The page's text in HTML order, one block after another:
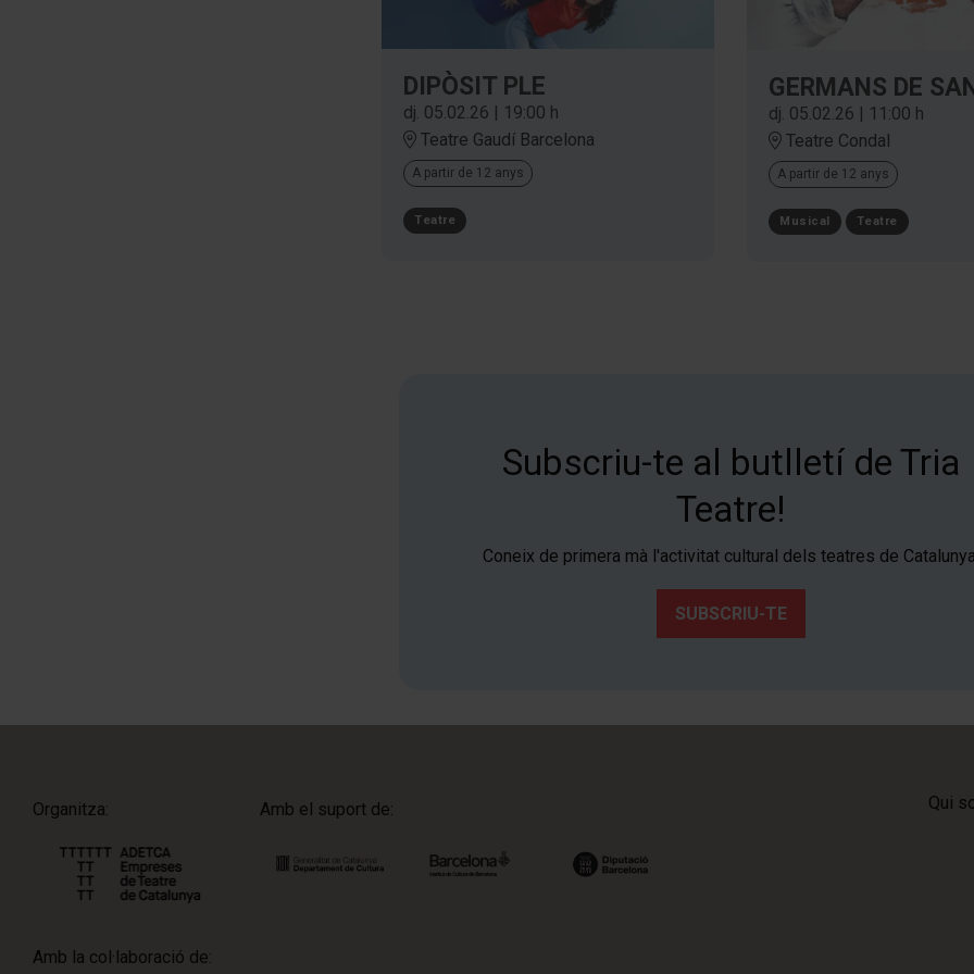
DIPÒSIT PLE
dj. 05.02.26
19:00 h
Teatre Gaudí Barcelona
A partir de 12 anys
Teatre
GERMANS DE
dj. 05.02.26 | 11:00 h
Teatre Condal
A partir de 12 anys
Musical Teatre
Subscriu-te al butlletí de Tria
Teatre!
Coneix de primera mà l'activitat cultural dels teatres de
SUBSCRIU-TE
Organitza: Amb el suport de:
Amb la col·laboració de:
Qui